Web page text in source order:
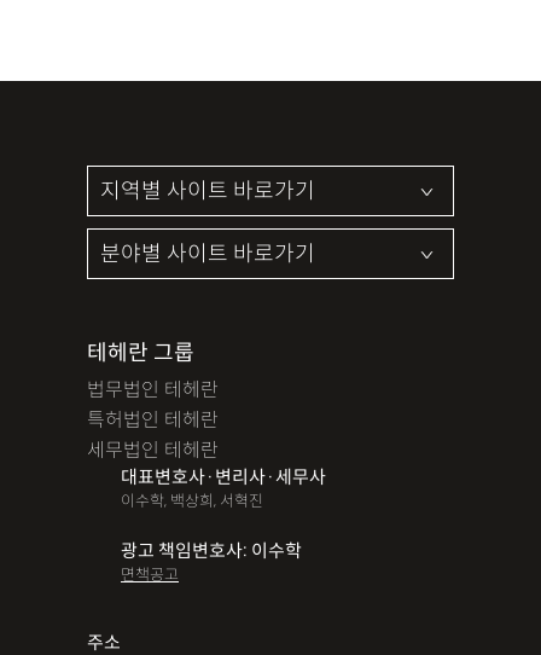
테헤란 그룹
법무법인 테헤란
특허법인 테헤란
세무법인 테헤란
대표변호사·변리사·세무사
이수학, 백상희, 서혁진
광고 책임변호사: 이수학
면책공고
주소